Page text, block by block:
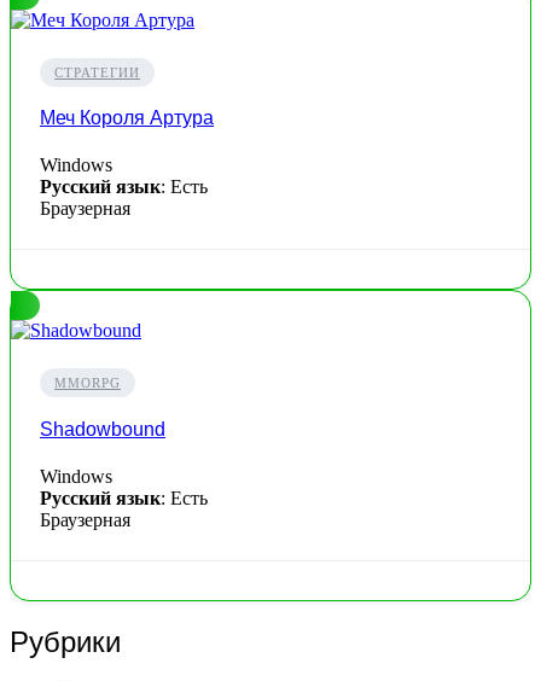
СТРАТЕГИИ
Меч Короля Артура
Windows
Русский язык: Есть
Браузерная
MMORPG
Shadowbound
Windows
Русский язык: Есть
Браузерная
Рубрики